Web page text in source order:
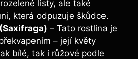
listy, ale také
která odpuzuje škůdce.
– Tato rostlina je
– její květy
bílé, tak i růžové podle